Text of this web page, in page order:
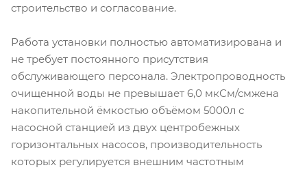
строительство и согласование.
Работа установки полностью автоматизирована и
не требует постоянного присутствия
обслуживающего персонала. Электропроводность
очищенной воды не превышает 6,0 мкСм/смжена
накопительной ёмкостью объёмом 5000л с
насосной станцией из двух центробежных
горизонтальных насосов, производительность
которых регулируется внешним частотным